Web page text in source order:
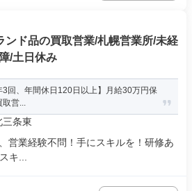
ンド品の買取営業/札幌営業所/未経
/土日休み
3回、年間休日120日以上】月給30万円保
営...
条東
営業経験不問！手にスキルを！研修あ
キ...